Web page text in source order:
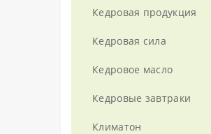
Кедровая продукция
Кедровая сила
Кедровое масло
Кедровые завтраки
Климатон